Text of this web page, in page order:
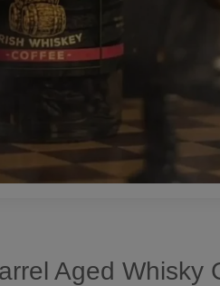
Aged Whisky